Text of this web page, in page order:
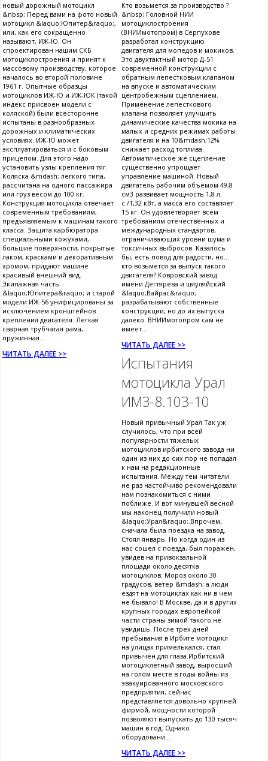
новый дорожный мотоцикл
&nbsp; Перед вами на фото новый
мотоцикл &laquo;Юпитер&raquo;,
или, как его сокращенно
называют, ИЖ-Ю. Он
спроектирован нашим СКБ
мотоциклостроения и принят к
массовому производству, которое
началось во второй половине
1961 г. Опытные образцы
мотоциклов ИЖ-Ю и ИЖ-ЮК (такой
индекс присвоен модели с
коляской) были всесторонне
испытаны в разнообразных
дорожных и климатических
условиях. ИЖ-Ю может
эксплуатироваться и с боковым
прицепом. Для этого надо
установить узлы крепления тяг.
Коляска &mdash; легкого типа,
рассчитана на одного пассажира
или груз весом до 100 кг.
Конструкция мотоцикла отвечает
современным требованиям,
предъявляемым к машинам такого
класса. Защита карбюратора
специальными кожухами,
большие поверхности, покрытые
лаком, красками и декоративным
хромом, придают машине
красивый внешний вид.
Экипажная часть
&laquo;Юпитера&raquo; и старой
модели ИЖ-56 унифицированы за
исключением кронштейнов
крепления двигателя. Легкая
сварная трубчатая рама,
пружинная...
ЧИТАТЬ ДАЛЕЕ >>
Кто возьмется за производство ?
&nbsp; Головной НИИ
мотоциклостроения
(ВНИИмотопром) в Серпухове
разработал конструкцию
двигателя для мопедов и мокиков.
Это двухтактный мотор Д-51
современной конструкции с
обратным лепестковым клапаном
на впуске и автоматическим
центробежным сцеплением.
Применение лепесткового
клапана позволяет улучшить
динамические качества мокика на
малых и средних режимах работы
двигателя и на 10&mdash;12%
снижает расход топлива.
Автоматическое же сцепление
существенно упрощает
управление машиной. Новый
двигатель рабочим объемом 49,8
см3 развивает мощность 1,8 л.
с./1,32 кВт, а масса его составляет
15 кг. Он удовлетворяет всем
требованиям отечественных и
международных стандартов,
ограничивающих уровни шума и
токсичных выбросов. Казалось
бы, есть повод для радости, но...
кто возьмется за выпуск такого
двигателя? Ковровский завод
имени Дегтярева и шяуляйский
&laquo;Вайрас&raquo;
разрабатывают собственные
конструкции, но до их выпуска
далеко. ВНИИмотопром сам не
имеет...
ЧИТАТЬ ДАЛЕЕ >>
Испытания
мотоцикла Урал
ИМЗ-8.103-10
Новый привычный Урал Так уж
случилось, что при всей
популярности тяжелых
мотоциклов ирбитского завода ни
один из них до сих пор не попадал
к нам на редакционные
испытания. Между тем читатели
не раз настойчиво рекомендовали
нам познакомиться с ними
поближе. И вот минувшей весной
мы наконец получили новый
&laquo;Урал&raquo;.Впрочем,
сначала была поездка на завод.
Стоял январь. Но когда один из
нас сошел с поезда, был поражен,
увидев на привокзальной
площади около десятка
мотоциклов. Мороз около 30
градусов, ветер &mdash; а люди
ездят на мотоциклах как ни в чем
не бывало! В Москве, да и в других
крупных городах европейкой
части страны зимой такого не
увидишь. После трех дней
пребывания в Ирбите мотоцикл
на улицах примелькался, стал
привычен для глаза.Ирбитский
мотоциклетный завод, выросший
на голом месте в годы войны из
эвакуированного московского
предприятия, сейчас
представляется довольно крупней
фирмой, мощности которой
позволяют выпускать до 130 тысяч
машин в год. Однако
оборудовани...
ЧИТАТЬ ДАЛЕЕ >>